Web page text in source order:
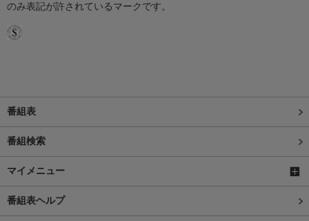
のみ表記が許されているマークです。
番組表
番組検索
マイメニュー
番組表ヘルプ